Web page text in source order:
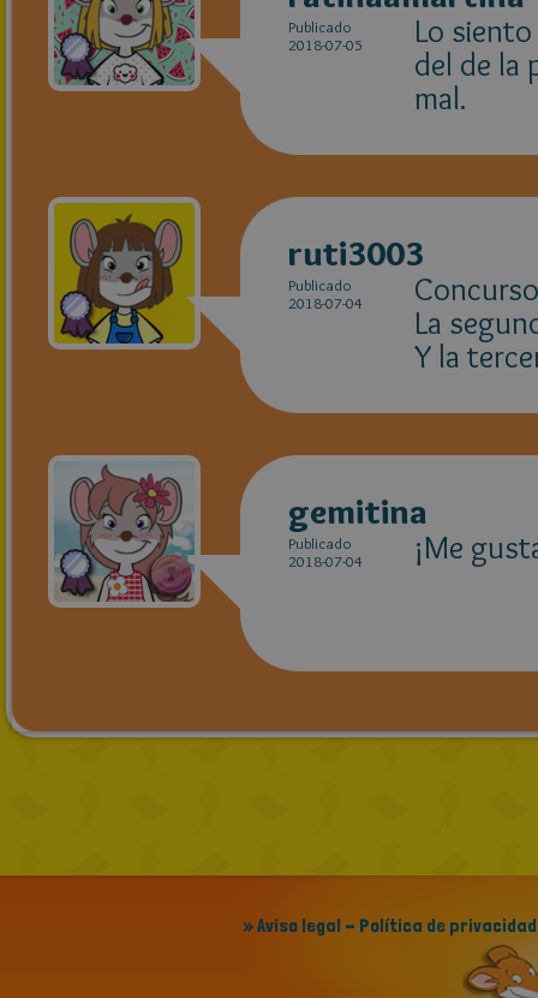
Publicado
2018-07-05
Lo
del de la
mal.
ruti3003
Publicado
2018-07-04
La
Y la
gemitina
Publicado
2018-07-04
¡Me
» Aviso legal - Política de privacidad